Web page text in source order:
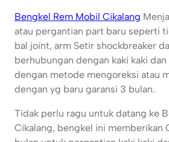
Bengkel Rem Mobil Cikalang
atau pergantian part baru seperti
bal joint, arm Setir shockbreaker
berhubungan dengan kaki kaki
dengan metode mengoreksi atau
dengan yg baru garansi 3 bulan.
Tidak perlu ragu untuk datang ke
Cikalang, bengkel ini memberikan